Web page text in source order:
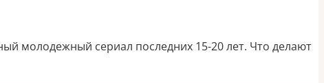
молодежный сериал последних 15-20 лет. Что делают